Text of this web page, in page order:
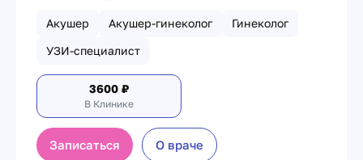
Акушер Акушер-гинеколог
Гинеколог
УЗИ-специалист
3600 ₽
В Клинике
Записаться О враче